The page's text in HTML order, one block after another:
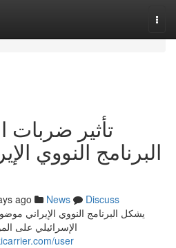
تأثير ضربات
البرنامج النووي
ago News
Discuss
يشكل البرنامج النووي الإيراني
الإسرائيلي على
user